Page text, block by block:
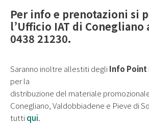
Per info e prenotazioni si
l’Ufficio IAT di Conegliano
0438 21230.
Saranno inoltre allestiti degli Info Point
per la
distribuzione del materiale
Conegliano, Valdobbiadene e Pieve di
tutti qui.